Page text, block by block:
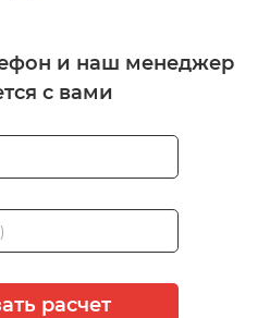
и наш менеджер
с вами
расчет